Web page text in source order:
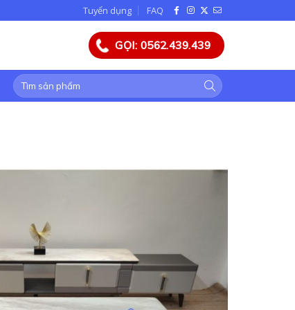
Tuyển dụng FAQ
GỌI: 0562.439.439
Tìm
kiếm: